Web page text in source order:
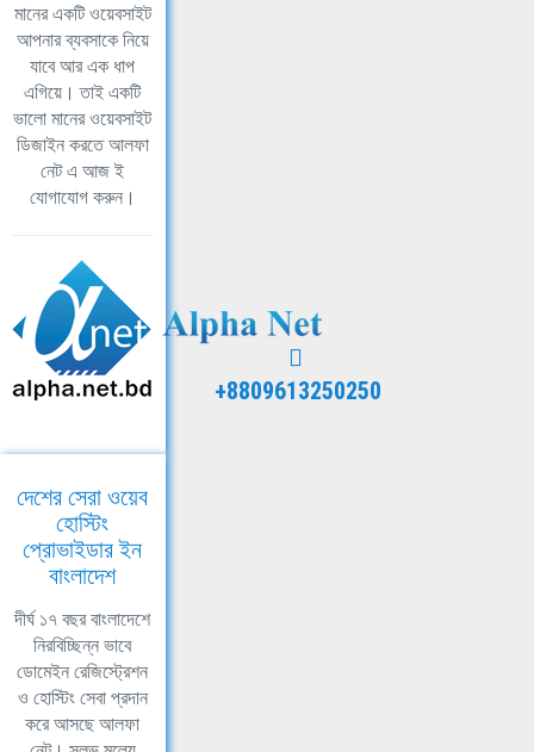
মানের একটি ওয়েবসাইট
আপনার ব্যবসাকে নিয়ে
যাবে আর এক ধাপ
এগিয়ে। তাই একটি
ভালো মানের ওয়েবসাইট
ডিজাইন করতে আলফা
নেট এ আজ ই
যোগাযোগ করুন।
+8809613250250
দেশের সেরা ওয়েব
হোস্টিং
প্রোভাইডার ইন
বাংলাদেশ
দীর্ঘ ১৭ বছর বাংলাদেশে
নিরবিচ্ছিন্ন ভাবে
ডোমেইন রেজিস্ট্রেশন
ও হোস্টিং সেবা প্রদান
করে আসছে আলফা